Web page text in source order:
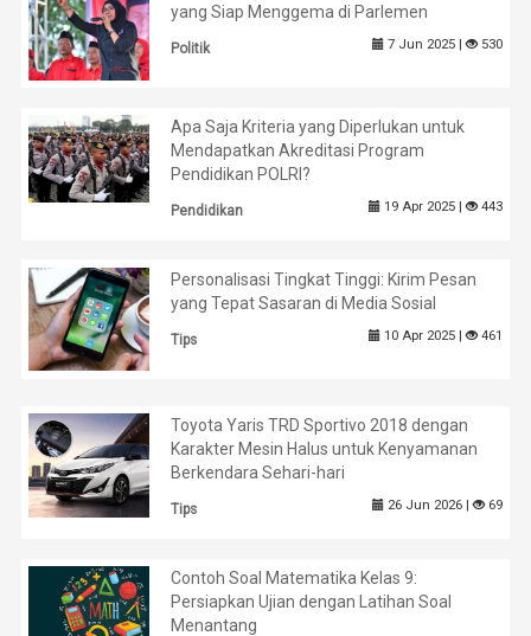
yang Siap Menggema di Parlemen
Politik 7 Jun 2025 | 530
Apa Saja Kriteria yang Diperlukan untuk
Mendapatkan Akreditasi Program
Pendidikan POLRI?
Pendidikan 19 Apr 2025 | 443
Personalisasi Tingkat Tinggi: Kirim Pesan
yang Tepat Sasaran di Media Sosial
Tips 10 Apr 2025 | 461
Toyota Yaris TRD Sportivo 2018 dengan
Karakter Mesin Halus untuk Kenyamanan
Berkendara Sehari-hari
Tips 26 Jun 2026 | 69
Contoh Soal Matematika Kelas 9:
Persiapkan Ujian dengan Latihan Soal
Menantang